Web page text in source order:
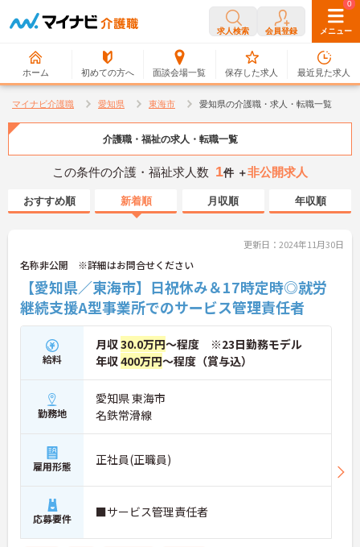
求人検索 会員登録 メニュー
ホーム 初めての方へ 面談会場一覧
0
保存した求人
0
最近見た求人
マイナビ介護職 愛知県 東海市 愛知県の介護職・求人・転職一覧
介護職・福祉の求人・転職一覧
この条件の介護・福祉求人数 1件 ＋非公開求人
おすすめ順 新着順 月収順 年収順
更新日：2024年11月30日
名称非公開 ※詳細はお問合せください
【愛知県／東海市】日祝休み＆17時定時◎就労
継続支援A型事業所でのサービス管理責任者
給料
月収30.0万円～程度 ※23日勤務モデル
年収400万円～程度（賞与込）
勤務地
愛知県 東海市
名鉄常滑線
雇用形態 正社員(正職員)
応募要件 ■サービス管理責任者